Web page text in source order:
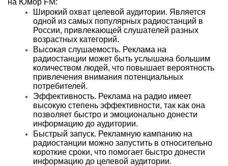
Широкий охват целевой аудитории. Является
одной из самых популярных радиостанций в
России, привлекающей слушателей разных
возрастных категорий.
Высокая слушаемость. Реклама на
радиостанции может быть услышана большим
количеством людей, что повышает вероятность
привлечения внимания потенциальных
потребителей.
Эффективность. Реклама на радио имеет
высокую степень эффективности, так как она
позволяет быстро и эмоционально донести
информацию до аудитории.
Быстрый запуск. Рекламную кампанию на
радиостанции можно запустить в относительно
короткие сроки, что помогает быстро донести
информацию до целевой аудитории.